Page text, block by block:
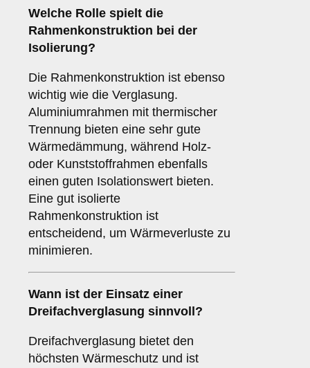
Welche Rolle spielt die
Rahmenkonstruktion bei der
Isolierung?
Die Rahmenkonstruktion ist ebenso
wichtig wie die Verglasung.
Aluminiumrahmen mit thermischer
Trennung bieten eine sehr gute
Wärmedämmung, während Holz-
oder Kunststoffrahmen ebenfalls
einen guten Isolationswert bieten.
Eine gut isolierte
Rahmenkonstruktion ist
entscheidend, um Wärmeverluste zu
minimieren.
Wann ist der Einsatz einer
Dreifachverglasung sinnvoll?
Dreifachverglasung bietet den
höchsten Wärmeschutz und ist